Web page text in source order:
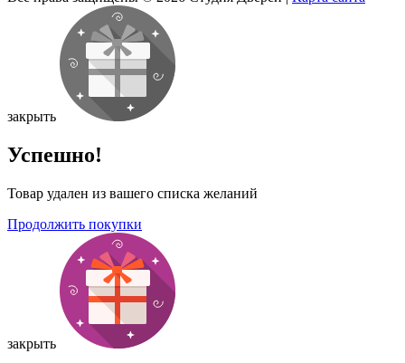
закрыть
Успешно!
Товар удален из вашего списка желаний
Продолжить покупки
закрыть